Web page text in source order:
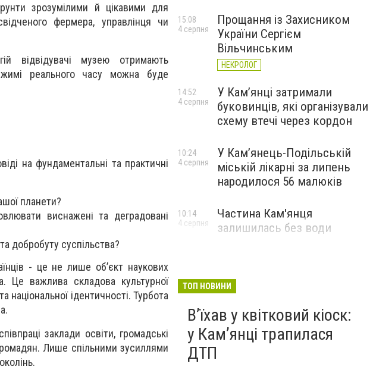
зрозумілими й цікавими для
фермера, управлінця чи
відвідувачі музею отримають
реального часу можна буде
на фундаментальні та практичні
планети?
виснажені та деградовані
добробуту суспільства?
- це не лише об’єкт наукових
Це важлива складова культурної
національної ідентичності. Турбота
заклади освіти, громадські
Лише спільними зусиллями
Прощання із Захисником
України Сергієм
Вільчинським
НЕКРОЛОГ
15:08
4 серпня
У Кам’янці затримали
буковинців, які організували
схему втечі через кордон
14:52
4 серпня
У Кам’янець-Подільській
міській лікарні за липень
народилося 56 малюків
10:24
4 серпня
Частина Кам'янця
залишилась без води
10:14
4 серпня
ТОП НОВИНИ
Вʼїхав у квітковий кіоск:
у Камʼянці трапилася
ДТП